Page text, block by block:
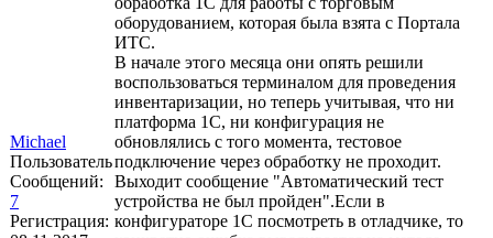
Michael
Пользователь
Сообщений:
7
Регистрация:
оборудованием, которая была взята с Портала
ИТС.
В начале этого месяца они опять решили
воспользоваться терминалом для проведения
инвентаризации, но теперь учитывая, что ни
платформа 1С, ни конфигурация не
обновлялись с того момента, тестовое
подключение через обработку не проходит.
Выходит сообщение "Автоматический тест
устройства не был пройден".Если в
конфигураторе 1С посмотреть в отладчике, то